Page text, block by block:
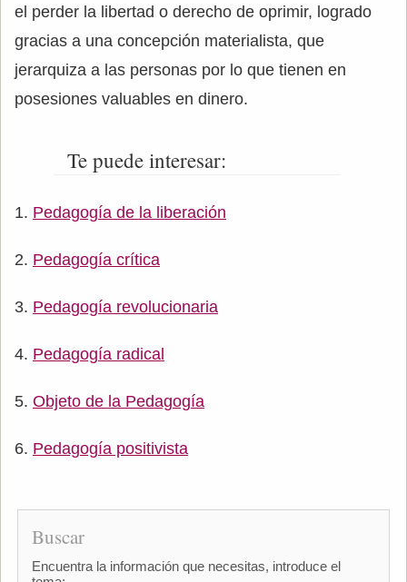
el perder la libertad o derecho de oprimir, logrado
gracias a una concepción materialista, que
jerarquiza a las personas por lo que tienen en
posesiones valuables en dinero.
Te puede interesar:
Pedagogía de la liberación
Pedagogía crítica
Pedagogía revolucionaria
Pedagogía radical
Objeto de la Pedagogía
Pedagogía positivista
Buscar
Encuentra la información que necesitas, introduce el